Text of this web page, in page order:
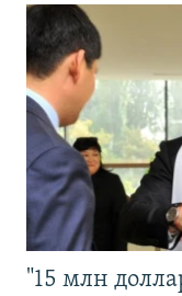
"15 млн